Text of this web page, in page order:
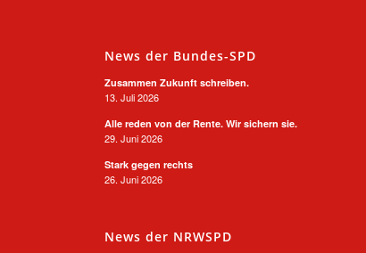
News der Bundes-SPD
Zusammen Zukunft schreiben.
13. Juli 2026
Alle reden von der Rente. Wir sichern sie.
29. Juni 2026
Stark gegen rechts
26. Juni 2026
News der NRWSPD